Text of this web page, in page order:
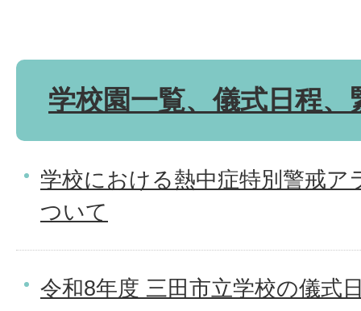
学校園一覧、儀式日程、
学校における熱中症特別警戒ア
ついて
令和8年度 三田市立学校の儀式